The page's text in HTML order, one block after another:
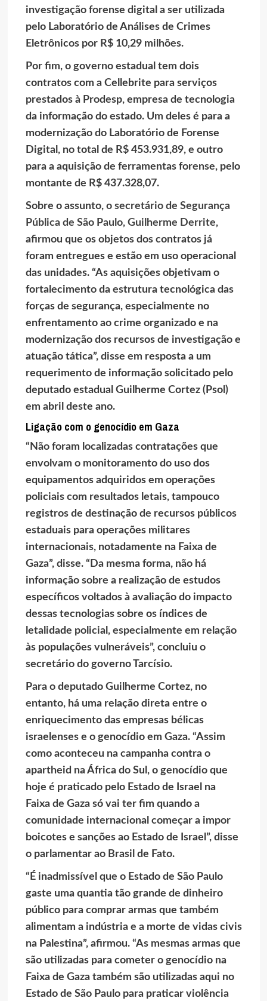
investigação forense digital a ser utilizada
pelo Laboratório de Análises de Crimes
Eletrônicos por R$ 10,29 milhões.
Por fim, o governo estadual tem dois
contratos com a Cellebrite para serviços
prestados à Prodesp, empresa de tecnologia
da informação do estado. Um deles é para a
modernização do Laboratório de Forense
Digital, no total de R$ 453.931,89, e outro
para a aquisição de ferramentas forense, pelo
montante de R$ 437.328,07.
Sobre o assunto, o secretário de Segurança
Pública de São Paulo, Guilherme Derrite,
afirmou que os objetos dos contratos já
foram entregues e estão em uso operacional
das unidades. “As aquisições objetivam o
fortalecimento da estrutura tecnológica das
forças de segurança, especialmente no
enfrentamento ao crime organizado e na
modernização dos recursos de investigação e
atuação tática”, disse em resposta a um
requerimento de informação solicitado pelo
deputado estadual Guilherme Cortez (Psol)
em abril deste ano.
Ligação com o genocídio em Gaza
“Não foram localizadas contratações que
envolvam o monitoramento do uso dos
equipamentos adquiridos em operações
policiais com resultados letais, tampouco
registros de destinação de recursos públicos
estaduais para operações militares
internacionais, notadamente na Faixa de
Gaza”, disse. “Da mesma forma, não há
informação sobre a realização de estudos
específicos voltados à avaliação do impacto
dessas tecnologias sobre os índices de
letalidade policial, especialmente em relação
às populações vulneráveis”, concluiu o
secretário do governo Tarcísio.
Para o deputado Guilherme Cortez, no
entanto, há uma relação direta entre o
enriquecimento das empresas bélicas
israelenses e o genocídio em Gaza. “Assim
como aconteceu na campanha contra o
apartheid na África do Sul, o genocídio que
hoje é praticado pelo Estado de Israel na
Faixa de Gaza só vai ter fim quando a
comunidade internacional começar a impor
boicotes e sanções ao Estado de Israel”, disse
o parlamentar ao Brasil de Fato.
“É inadmissível que o Estado de São Paulo
gaste uma quantia tão grande de dinheiro
público para comprar armas que também
alimentam a indústria e a morte de vidas civis
na Palestina”, afirmou. “As mesmas armas que
são utilizadas para cometer o genocídio na
Faixa de Gaza também são utilizadas aqui no
Estado de São Paulo para praticar violência